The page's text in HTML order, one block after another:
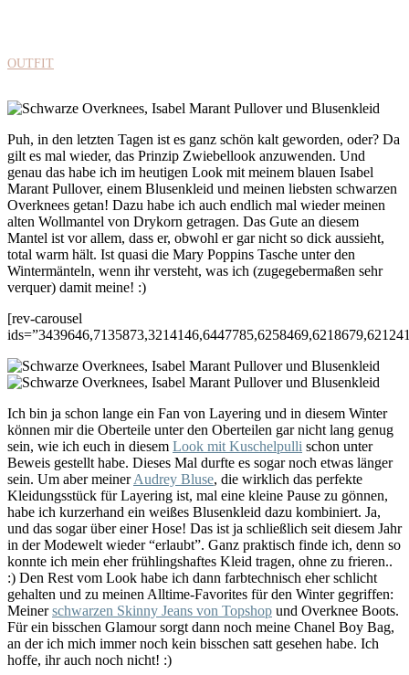
OUTFIT
Puh, in den letzten Tagen ist es ganz schön kalt geworden, oder? Da
gilt es mal wieder, das Prinzip Zwiebellook anzuwenden. Und
genau das habe ich im heutigen Look mit meinem blauen Isabel
Marant Pullover, einem Blusenkleid und meinen liebsten schwarzen
Overknees getan! Dazu habe ich auch endlich mal wieder meinen
alten Wollmantel von Drykorn getragen. Das Gute an diesem
Mantel ist vor allem, dass er, obwohl er gar nicht so dick aussieht,
total warm hält. Ist quasi die Mary Poppins Tasche unter den
Wintermänteln, wenn ihr versteht, was ich (zugegebermaßen sehr
verquer) damit meine! :)
[rev-carousel
Ich bin ja schon lange ein Fan von Layering und in diesem Winter
können mir die Oberteile unter den Oberteilen gar nicht lang genug
sein, wie ich euch in diesem Look mit Kuschelpulli schon unter
Beweis gestellt habe. Dieses Mal durfte es sogar noch etwas länger
sein. Um aber meinerAudrey Bluse, die wirklich das perfekte
Kleidungsstück für Layering ist, mal eine kleine Pause zu gönnen,
habe ich kurzerhand ein weißes Blusenkleid dazu kombiniert. Ja,
und das sogar über einer Hose! Das ist ja schließlich seit diesem Jahr
in der Modewelt wieder “erlaubt”. Ganz praktisch finde ich, denn so
konnte ich mein eher frühlingshaftes Kleid tragen, ohne zu frieren..
:) Den Rest vom Look habe ich dann farbtechnisch eher schlicht
gehalten und zu meinen Alltime-Favorites für den Winter gegriffen:
Meinerschwarzen Skinny Jeans von Topshop und Overknee Boots.
Für ein bisschen Glamour sorgt dann noch meine Chanel Boy Bag,
an der ich mich immer noch kein bisschen satt gesehen habe. Ich
hoffe, ihr auch noch nicht! :)